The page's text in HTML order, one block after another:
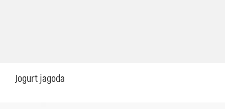
Jogurt jagoda